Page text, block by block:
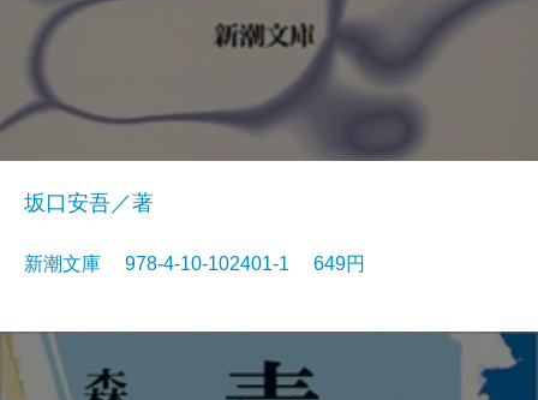
坂口安吾／著
新潮文庫 978-4-10-102401-1 649円